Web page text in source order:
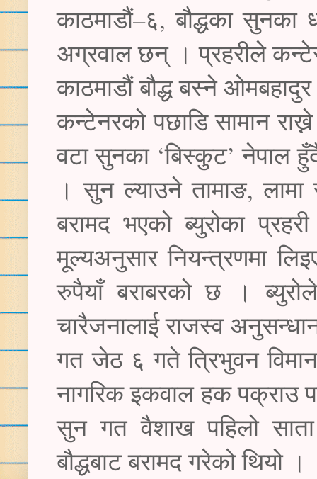
काठमाडौं–६, बौद्धका सुनका
अग्रवाल छन् । प्रहरीले
काठमाडौं बौद्ध बस्ने
कन्टेनरको पछाडि सामान
वटा सुनका ‘बिस्कुट’ नेपाल
। सुन ल्याउने तामाङ,
बरामद भएको ब्युरोका
मूल्यअनुसार नियन्त्रणमा
रुपैयाँ बराबरको छ ।
चारैजनालाई राजस्व
गत जेठ ६ गते त्रिभुवन
नागरिक इकवाल हक पक्राउ
सुन गत वैशाख पहिलो साता
बौद्धबाट बरामद गरेको थियो ।